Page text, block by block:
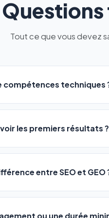
Tout ce que vous devez
compétences techniques
a été conçu pour être
ou agences. Pas de code,
votre activité, et le
les premiers résultats ?
observent une
entre SEO et GEO
vous positionne
Optimization) va plus loin : il